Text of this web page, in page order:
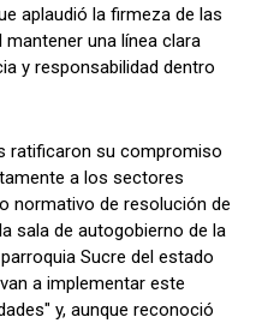
aplaudió la firmeza de las
una línea clara
y responsabilidad dentro
ratificaron su compromiso
a los sectores
normativo de resolución de
sala de autogobierno de la
Sucre del estado
a implementar este
y, aunque reconoció